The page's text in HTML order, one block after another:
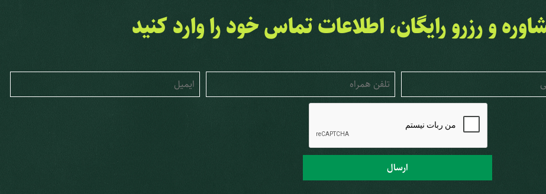
و رزرو رایگان، اطلاعات تماس خود را وارد کنید